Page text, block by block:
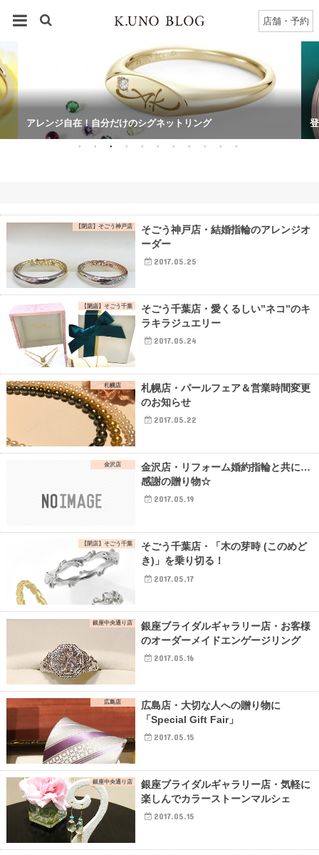
店舗・予約
輪 ジュエリー
アレンジ自在！自分だけのシグネットリング
【閉店】そごう神戸店
そごう神戸店・結婚指輪のアレンジオ
ーダー
2017.05.25
【閉店】そごう千葉
そごう千葉店・愛くるしい”ネコ”のキ
ラキラジュエリー
2017.05.24
札幌店
札幌店・パールフェア＆営業時間変更
のお知らせ
2017.05.22
金沢店
金沢店・リフォーム婚約指輪と共に…
感謝の贈り物☆
2017.05.19
【閉店】そごう千葉
そごう千葉店・「木の芽時 (このめど
き)」を乗り切る！
2017.05.17
銀座中央通り店
銀座ブライダルギャラリー店・お客様
のオーダーメイドエンゲージリング
2017.05.16
広島店
広島店・大切な人への贈り物に
「Special Gift Fair」
2017.05.15
銀座中央通り店
銀座ブライダルギャラリー店・気軽に
楽しんでカラーストーンマルシェ
2017.05.15